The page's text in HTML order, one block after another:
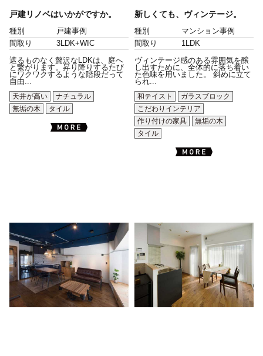
戸建リノベはいかがですか。
種別
戸建事例
間取り
3LDK+WIC
遮るものなく贅沢なLDKは、庭へ
と繋がります。昇り降りするたび
にワクワクするような階段だって
自由...
天井が高い
ナチュラル
無垢の木
タイル
新しくても、ヴィンテージ。
種別
マンション事例
間取り
1LDK
ヴィンテージ感のある雰囲気を醸
し出すために、全体的に落ち着い
た色味を用いました。 斜めに立て
られ...
和テイスト
ガラスブロック
こだわりインテリア
作り付けの家具
無垢の木
タイル